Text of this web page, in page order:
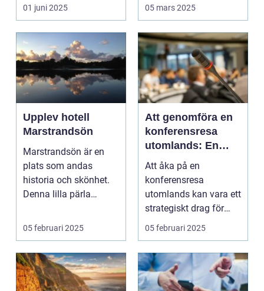
01 juni 2025 05 mars 2025
Upplev hotell
Marstrandsön
Marstrandsön är en
plats som andas
historia och skönhet.
Denna lilla pärla
05 februari 2025
Att genomföra en
konferensresa
utomlands: En
möjlighet för
tillväxt och
samarbete
Att åka på en
konferensresa
utomlands kan vara ett
strategiskt drag för
företa...
05 februari 2025